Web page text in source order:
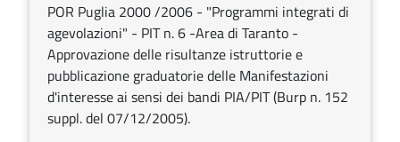
POR Puglia 2000 /2006 - "Programmi integrati di
agevolazioni" - PIT n. 6 -Area di Taranto -
Approvazione delle risultanze istruttorie e
pubblicazione graduatorie delle Manifestazioni
d'interesse ai sensi dei bandi PIA/PIT (Burp n. 152
suppl. del 07/12/2005).